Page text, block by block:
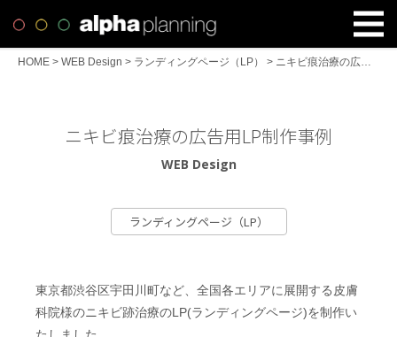
HOME > WEB Design > ランディングページ（LP） > ニキビ痕治療の広告用LP制作事例
ニキビ痕治療の広告用LP制作事例
WEB Design
ランディングページ（LP）
東京都渋谷区宇田川町など、全国各エリアに展開する皮膚
科院様のニキビ跡治療のLP(ランディングページ)を制作い